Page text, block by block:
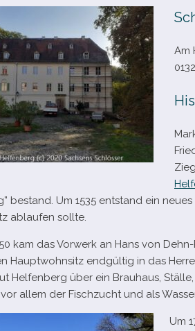
Am
bestand. Um 1535 ent­stand ein
ablau­fen sollte.
kam das Vorwerk an Hans von
Hauptwohnsitz end­gül­tig in das
Helfenberg über ein Brauhaus,
allem der Fischzucht und als
Um